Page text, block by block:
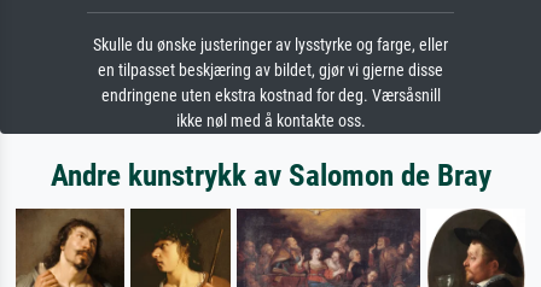
Skulle du ønske justeringer av lysstyrke og farge, eller
en tilpasset beskjæring av bildet, gjør vi gjerne disse
endringene uten ekstra kostnad for deg. Værsåsnill
ikke nøl med å kontakte oss.
Andre kunstrykk av Salomon de Bray